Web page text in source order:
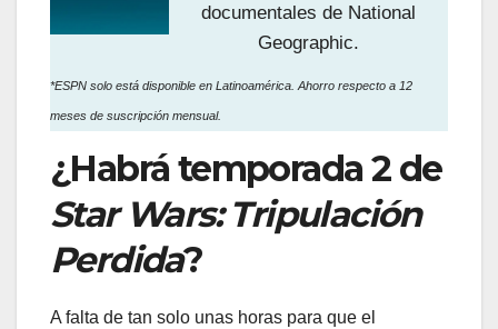
documentales de National
Geographic.
*ESPN solo está disponible en Latinoamérica. Ahorro respecto a 12
meses de suscripción mensual.
¿Habrá temporada 2 de
Star Wars: Tripulación
Perdida?
A falta de tan solo unas horas para que el